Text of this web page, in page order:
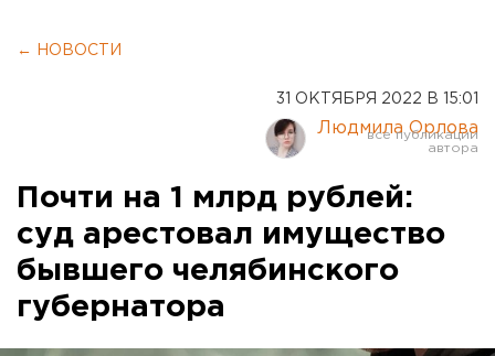
← НОВОСТИ
31 ОКТЯБРЯ 2022 В 15:01
Людмила Орлова
Почти на 1 млрд рублей:
суд арестовал имущество
бывшего челябинского
губернатора